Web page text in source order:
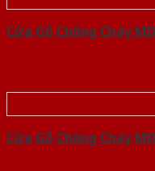
Cửa Gỗ Chống Cháy
Cửa Gỗ Chống Cháy